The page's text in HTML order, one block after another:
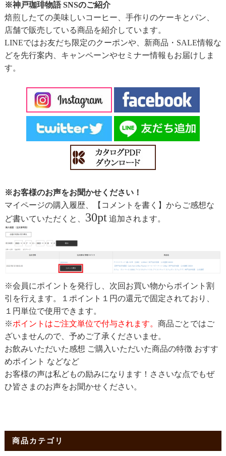
※神戸珈琲物語 SNSのご紹介
焙煎したての美味しいコーヒー、手作りのケーキとパン、
店舗で販売している商品を紹介しています。
LINEではお友だち限定のクーポンや、新商品・SALE情報な
どを先行案内、キャンペーンやセミナー情報もお届けしま
す。
※お客様のお声をお聞かせください！
マイページの購入履歴、【コメントを書く】からご感想な
ど書いていただくと、 30pt追加されます。
※会員にポイントを発行し、次回お買い物からポイント割
引を行えます。１ポイント１円の還元で固定されており、
１円単位で使用できます。
※ポイントはご注文単位で付与されます。 商品ごとではご
ざいませんので、予めご了承くださいませ。
お飲みいただいた感想 ご購入いただいた商品の特徴 おすす
めポイント などなど
お客様の声は私どもの励みになります！ささいな点でもぜ
ひ皆さまのお声をお聞かせください。
商品カテゴリ